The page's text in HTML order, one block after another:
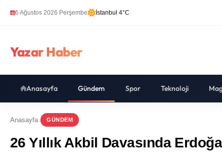
6 Ağustos 2026 Perşembe İstanbul 4°C
Yazar Haber
Anasayfa Gündem Spor Teknoloji
Anasayfa GÜNDEM
26 Yıllık Akbil Davasında